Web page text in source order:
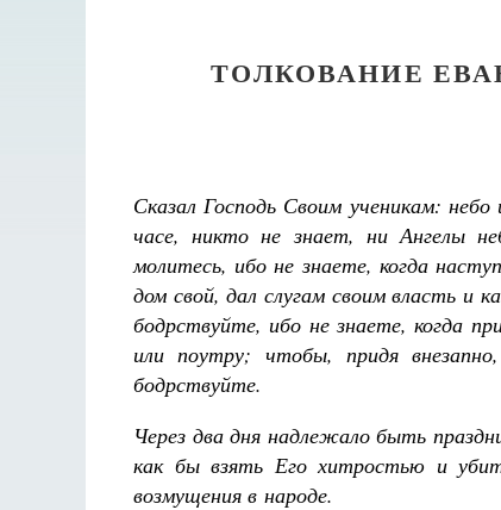
ТОЛКОВАНИЕ
Сказал Господь Своим ученикам:
часе, никто не знает, ни Ангелы
молитесь, ибо не знаете, когда
дом свой, дал слугам своим власть и
бодрствуйте, ибо не знаете, когда
или поутру; чтобы, придя
бодрствуйте.
Через два дня надлежало быть
как бы взять Его хитростью и
возмущения в народе.